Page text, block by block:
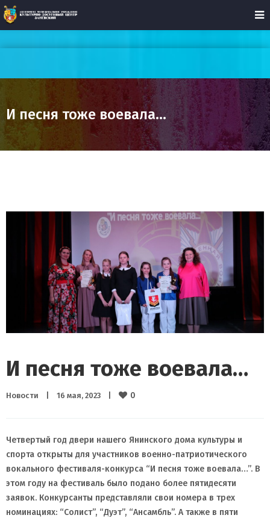
И песня тоже воевала…
И песня тоже воевала…
Новости 16 мая, 2023 0
Четвертый год двери нашего Янинского дома культуры и
спорта открыты для участников военно-патриотического
вокального фестиваля-конкурса “И песня тоже воевала…”. В
этом году на фестиваль было подано более пятидесяти
заявок. Конкурсанты представляли свои номера в трех
номинациях: “Солист”, “Дуэт”, “Ансамбль”. А также в пяти